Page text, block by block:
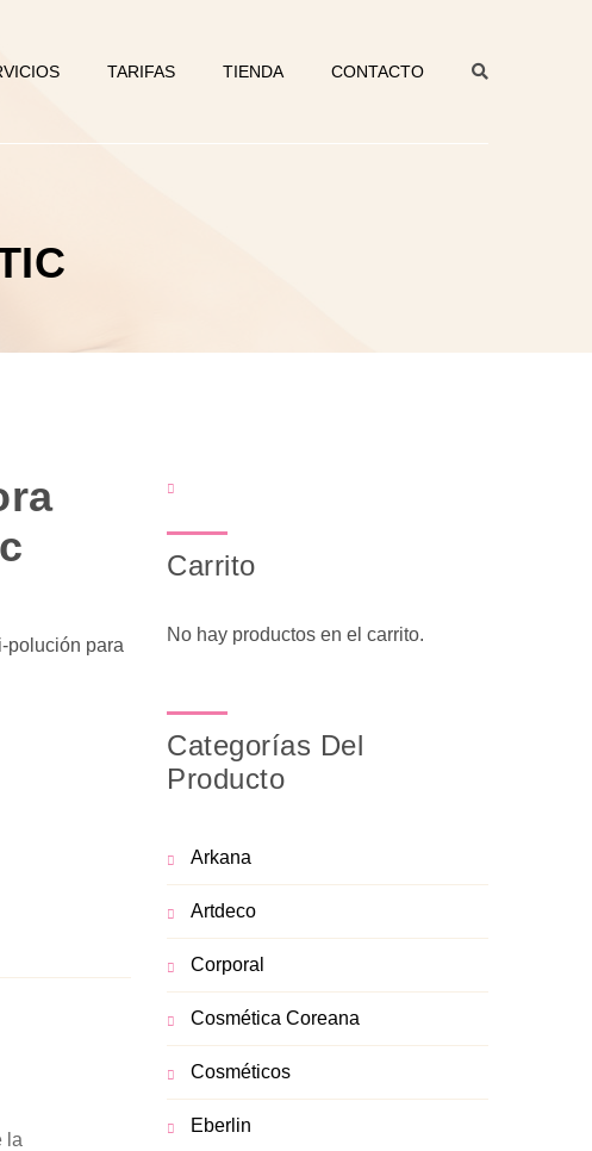
TARIFAS TIENDA CONTACTO
polución para
la
Carrito
No hay productos en el carrito.
Categorías Del
Producto
Arkana
Artdeco
Corporal
Cosmética Coreana
Cosméticos
Eberlin